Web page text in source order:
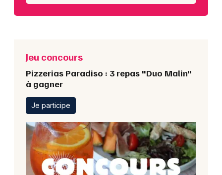
Jeu concours
Pizzerias Paradiso : 3 repas "Duo Malin"
à gagner
Je participe